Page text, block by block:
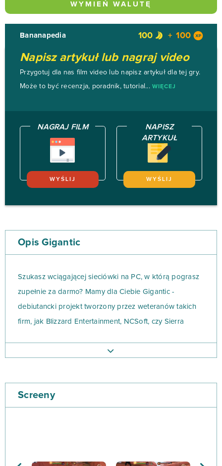
WYMIEŃ WALUTĘ
Bananapedia 100 100
Napisz artykuł lub nagraj video
Przygotuj dla nas film video lub napisz artykuł dla tej gry.
Może to być recenzja, poradnik, tutorial... WIĘCEJ
NAGRAJ FILM
WYŚLIJ
NAPISZ
ARTYKUŁ
WYŚLIJ
Opis Gigantic
Szukasz wciągającej sieciówki na PC, w którą pograsz
zupełnie za darmo? Mamy dla Ciebie Gigantic -
debiutancki projekt tworzony przez weteranów takich
firm, jak Blizzard Entertainment, NCSoft, czy Sierra
fantastyczne rasy i poznasz ogólny zarys fabuły, która
tak naprawdę jest jedynie pretekstem do świetnej
Screeny